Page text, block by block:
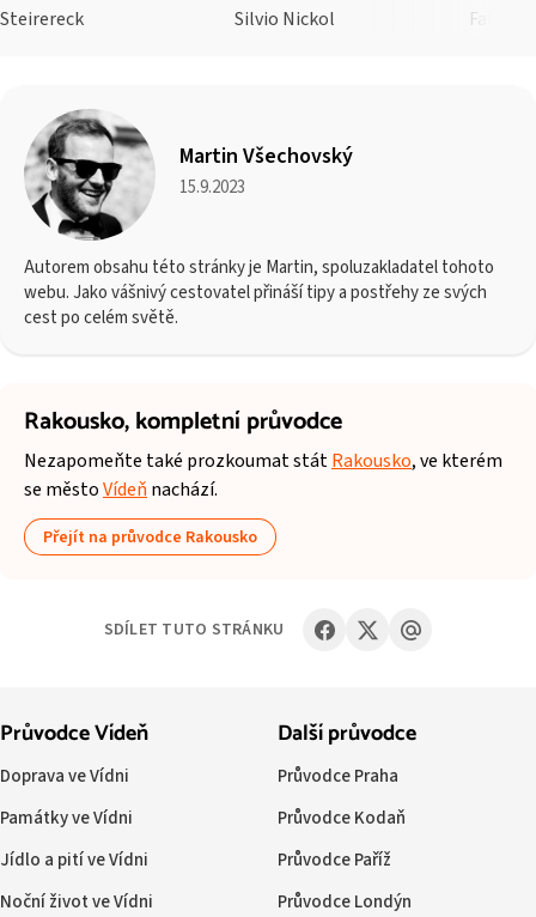
Steirereck Silvio Nickol Fabios
Martin Všechovský
15.9.2023
Autorem obsahu této stránky je Martin, spoluzakladatel tohoto
webu. Jako vášnivý cestovatel přináší tipy a postřehy ze svých
cest po celém světě.
Rakousko,kompletní průvodce
Nezapomeňte také prozkoumat státRakousko, ve kterém
se městoVídeň nachází.
Přejít na průvodce Rakousko
SDÍLET TUTO STRÁNKU
Průvodce Vídeň
Doprava ve Vídni
Památky ve Vídni
Jídlo a pití ve Vídni
Noční život ve Vídni
Další průvodce
Průvodce Praha
Průvodce Kodaň
Průvodce Paříž
Průvodce Londýn